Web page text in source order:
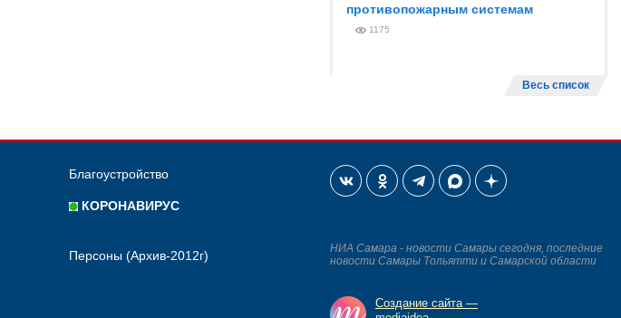
противопожарным системам
1175
Весь список
Благоустройство
КОРОНАВИРУС
Персоны (Архив-2012г)
НИА Самара - новости Самары сегодня, последние
новости Самары Тольятти и Самарской области
Создание сайта —